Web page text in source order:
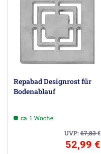
Repabad Designrost für
Bodenablauf
ca. 1 Woche
UVP:67,83€
52,99 €